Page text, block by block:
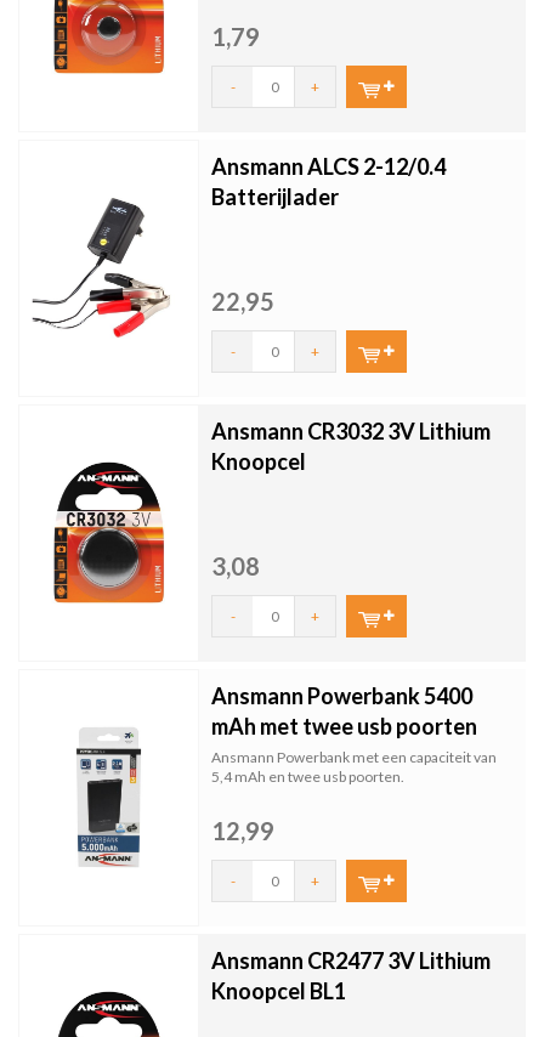
1,79
- +
Ansmann ALCS 2-12/0.4
Batterijlader
22,95
- +
Ansmann CR3032 3V Lithium
Knoopcel
3,08
- +
Ansmann Powerbank 5400
mAh met twee usb poorten
Ansmann Powerbank met een capaciteit van
5,4 mAh en twee usb poorten.
12,99
- +
Ansmann CR2477 3V Lithium
Knoopcel BL1